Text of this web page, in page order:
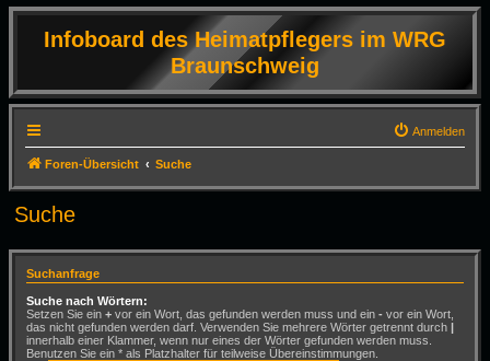
Infoboard des Heimatpflegers im WRG
Braunschweig
Anmelden
Foren-Übersicht Suche
Suche
Suchanfrage
Suche nach Wörtern:
Setzen Sie ein + vor ein Wort, das gefunden werden muss und ein - vor ein Wort,
das nicht gefunden werden darf. Verwenden Sie mehrere Wörter getrennt durch |
innerhalb einer Klammer, wenn nur eines der Wörter gefunden werden muss.
Benutzen Sie ein * als Platzhalter für teilweise Übereinstimmungen.